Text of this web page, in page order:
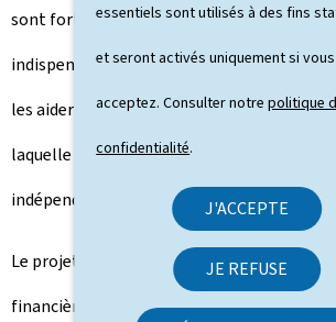
essentiels sont utilisés à des fins
et seront activés uniquement si
acceptez. Consulter notrepolitique
confidentialité.
J'ACCEPTE
JE REFUSE
sont fortement touchés par la crise
indispensable de renforcer le soutien aux
les aider à traverser cette période difficile.
laquelle une nouvelle aide non
indépendants sera mise en place."
Le projet de loi visant à mettre en place
financière en faveur des indépendants sera